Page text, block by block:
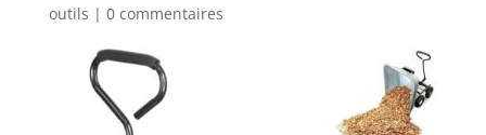
outils | 0 commentaires